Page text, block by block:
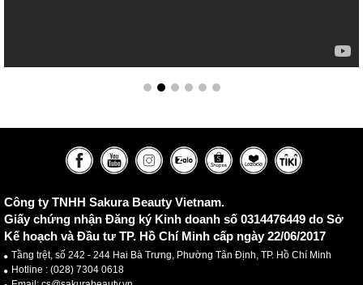
Công ty TNHH Sakura Beauty Vietnam.
Giấy chứng nhận Đăng ký Kinh doanh số 0314476449 do Sở
Kế hoạch và Đầu tư TP. Hồ Chí Minh cấp ngày 22/06/2017
Tầng trệt, số 242 - 244 Hai Bà Trưng, Phường Tân Định, TP. Hồ Chí Minh
Hotline : (028) 7304 0618